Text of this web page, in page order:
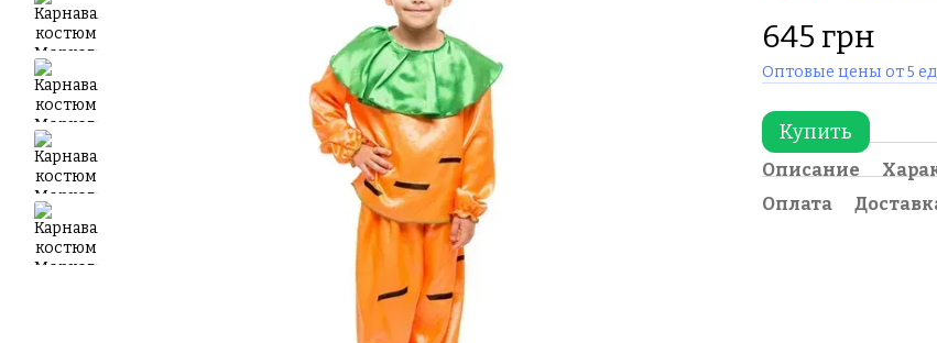
645 грн
Оптовые цены от 5
Купить
Описание
Оплата